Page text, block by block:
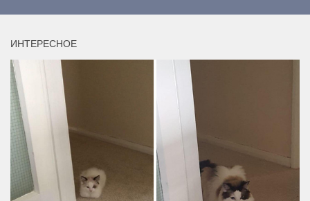
ИНТЕРЕСНОЕ